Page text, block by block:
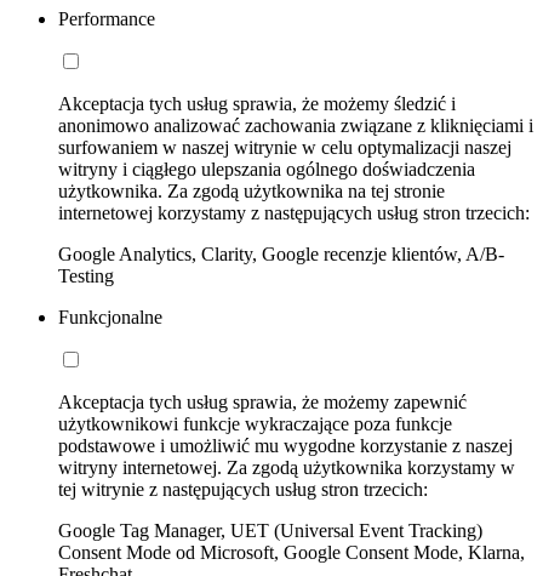
Performance
Akceptacja tych usług sprawia, że możemy śledzić i
anonimowo analizować zachowania związane z kliknięciami i
surfowaniem w naszej witrynie w celu optymalizacji naszej
witryny i ciągłego ulepszania ogólnego doświadczenia
użytkownika. Za zgodą użytkownika na tej stronie
internetowej korzystamy z następujących usług stron trzecich:
Google Analytics, Clarity, Google recenzje klientów, A/B-
Testing
Funkcjonalne
Akceptacja tych usług sprawia, że możemy zapewnić
użytkownikowi funkcje wykraczające poza funkcje
podstawowe i umożliwić mu wygodne korzystanie z naszej
witryny internetowej. Za zgodą użytkownika korzystamy w
tej witrynie z następujących usług stron trzecich:
Google Tag Manager, UET (Universal Event Tracking)
Consent Mode od Microsoft, Google Consent Mode, Klarna,